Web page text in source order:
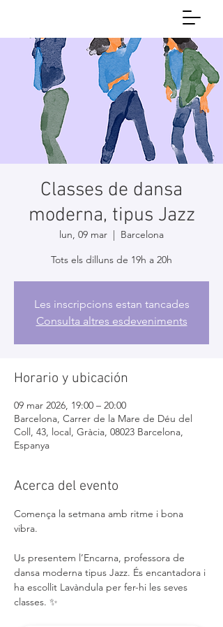
Classes de dansa
moderna, tipus Jazz
lun, 09 mar
  |
Barcelona
Tots els dilluns de 19h a 20h
Les inscripcions estan tancades
Consulta altres esdeveniments
Horario y ubicación
09 mar 2026, 19:00 – 20:00
Barcelona, Carrer de la Mare de Déu del
Coll, 43, local, Gràcia, 08023 Barcelona,
Espanya
Acerca del evento
Comença la setmana amb ritme i bona
vibra.
Us presentem l’Encarna, professora de
dansa moderna tipus Jazz. És encantadora i
ha escollit Lavàndula per fer-hi les seves
classes. ✨